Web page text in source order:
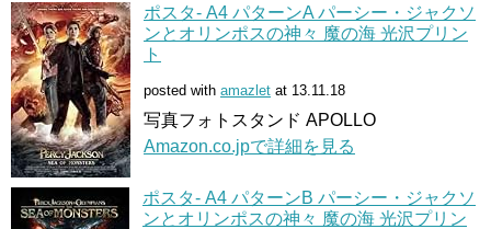
ポスタ- A4 パターンA パーシー・ジャクソ
ンとオリンポスの神々 魔の海 光沢プリン
ト
posted with amazlet at 13.11.18
写真フォトスタンド APOLLO
Amazon.co.jpで詳細を見る
ポスタ- A4 パターンB パーシー・ジャクソ
ンとオリンポスの神々 魔の海 光沢プリン